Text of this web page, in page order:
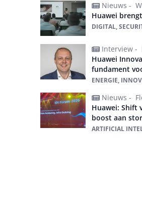
Nieuws -
Huawei
DIGITAL,
Interview -
Huawei
fundament
ENERGIE,
Nieuws -
Huawei: Shift
boost aan
ARTIFICIAL